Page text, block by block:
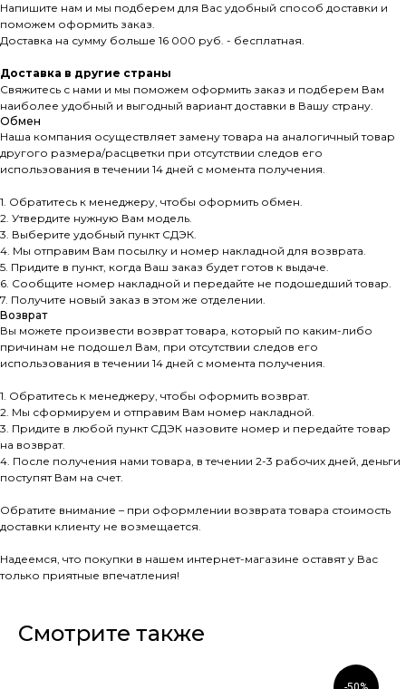
Напишите нам и мы подберем для Вас удобный способ доставки и
поможем оформить заказ.
Доставка на сумму больше 16 000 руб. - бесплатная.
Доставка в другие страны
Свяжитесь с нами и мы поможем оформить заказ и подберем Вам
наиболее удобный и выгодный вариант доставки в Вашу страну.
Обмен
Наша компания осуществляет замену товара на аналогичный товар
другого размера/расцветки при отсутствии следов его
использования в течении 14 дней с момента получения.
1. Обратитесь к менеджеру, чтобы оформить обмен.
2. Утвердите нужную Вам модель.
3. Выберите удобный пункт СДЭК.
4. Мы отправим Вам посылку и номер накладной для возврата.
5. Придите в пункт, когда Ваш заказ будет готов к выдаче.
6. Сообщите номер накладной и передайте не подошедший товар.
7. Получите новый заказ в этом же отделении.
Возврат
Вы можете произвести возврат товара, который по каким-либо
причинам не подошел Вам, при отсутствии следов его
использования в течении 14 дней с момента получения.
1. Обратитесь к менеджеру, чтобы оформить возврат.
2. Мы сформируем и отправим Вам номер накладной.
3. Придите в любой пункт СДЭК назовите номер и передайте товар
на возврат.
4. После получения нами товара, в течении 2-3 рабочих дней, деньги
поступят Вам на счет.
Обратите внимание – при оформлении возврата товара стоимость
доставки клиенту не возмещается.
Надеемся, что покупки в нашем интернет-магазине оставят у Вас
только приятные впечатления!
Смотрите также